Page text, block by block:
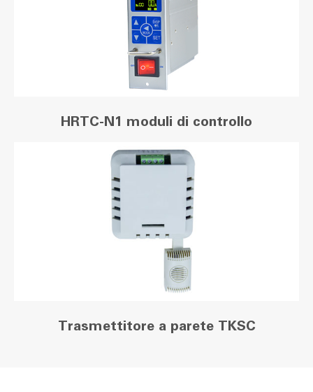
HRTC-N1 moduli di controllo
Trasmettitore a parete TKSC